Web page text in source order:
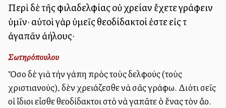
Περὶ δὲ τῆς φιλαδελφίας οὐ χρείαν ἔχετε γράφειν
ὑμῖν· αὐτοὶ γὰρ ὑμεῖς θεοδίδακτοί ἐστε εἰς τὸ
ἀγαπᾶν ἀλλήλους·
Σωτηρόπουλου
Ὅσο δὲ γιὰ τὴν ἀγάπη πρὸς τοὺς ἀδελφούς (τοὺς
χριστιανούς), δὲν χρειάζεσθε νὰ σᾶς γράφω. Διότι σεῖς
οἱ ἴδιοι εἶσθε θεοδίδακτοι στὸ νὰ ἀγαπᾶτε ὁ ἕνας τὸν ἄλλο.